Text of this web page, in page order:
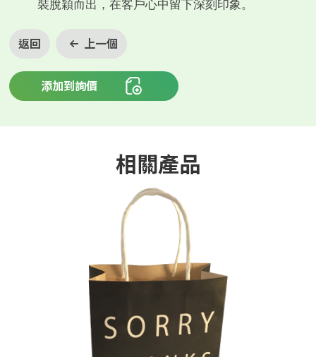
裝脫穎而出，在客戶心中留下深刻印象。
返回 上一個
添加到詢價
相關產品